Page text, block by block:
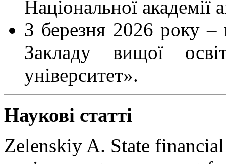
Національної академії
З березня 2026 року –
Закладу вищої
університет».
Наукові статті
Zelenskiy A. State